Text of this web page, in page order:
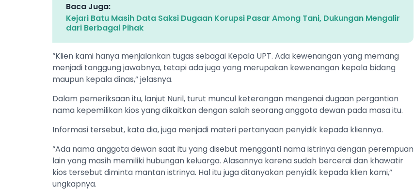
Baca Juga:
Kejari Batu Masih Data Saksi Dugaan Korupsi Pasar Among Tani, Dukungan Mengalir
dari Berbagai Pihak
“Klien kami hanya menjalankan tugas sebagai Kepala UPT. Ada kewenangan yang memang
menjadi tanggung jawabnya, tetapi ada juga yang merupakan kewenangan kepala bidang
maupun kepala dinas,” jelasnya.
Dalam pemeriksaan itu, lanjut Nuril, turut muncul keterangan mengenai dugaan pergantian
nama kepemilikan kios yang dikaitkan dengan salah seorang anggota dewan pada masa itu.
Informasi tersebut, kata dia, juga menjadi materi pertanyaan penyidik kepada kliennya.
“Ada nama anggota dewan saat itu yang disebut mengganti nama istrinya dengan perempuan
lain yang masih memiliki hubungan keluarga. Alasannya karena sudah bercerai dan khawatir
kios tersebut diminta mantan istrinya. Hal itu juga ditanyakan penyidik kepada klien kami,”
ungkapnya.